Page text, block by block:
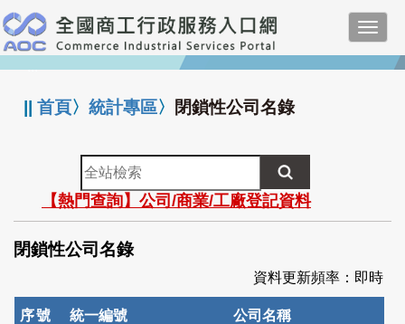
跳
到
主
要
:::
||首頁〉統計專區〉 閉鎖性公司名錄
全
站
檢
索
【熱門查詢】公司/商業/工廠登記資料
閉鎖性公司名錄
資料更新頻率：即時
序號 統一編號 公司名稱